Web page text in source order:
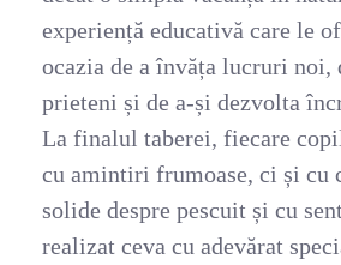
experiență educativă care le
ocazia de a învăța lucruri noi,
prieteni și de a-și dezvolta
La finalul taberei, fiecare
cu amintiri frumoase, ci și cu
solide despre pescuit și cu
realizat ceva cu adevărat